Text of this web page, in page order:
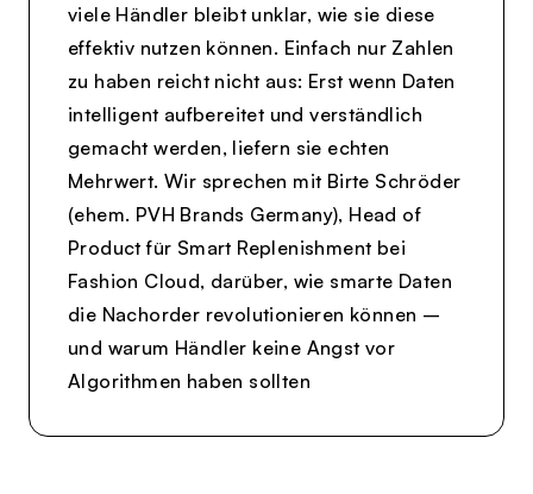
viele Händler bleibt unklar, wie sie diese
effektiv nutzen können. Einfach nur Zahlen
zu haben reicht nicht aus: Erst wenn Daten
intelligent aufbereitet und verständlich
gemacht werden, liefern sie echten
Mehrwert. Wir sprechen mit Birte Schröder
(ehem. PVH Brands Germany), Head of
Product für Smart Replenishment bei
Fashion Cloud, darüber, wie smarte Daten
die Nachorder revolutionieren können –
und warum Händler keine Angst vor
Algorithmen haben sollten